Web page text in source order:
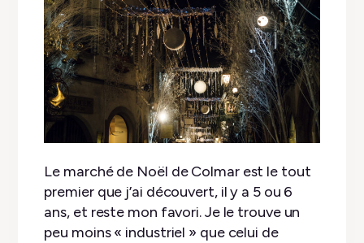
Le marché de Noël de Colmar est le tout
premier que j’ai découvert, il y a 5 ou 6
ans, et reste mon favori. Je le trouve un
peu moins « industriel » que celui de